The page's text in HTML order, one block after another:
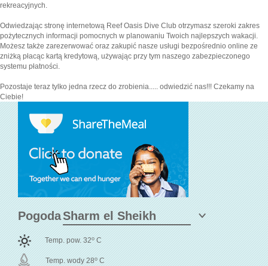
rekreacyjnych.
Odwiedzając stronę internetową Reef Oasis Dive Club otrzymasz szeroki zakres
pożytecznych informacji pomocnych w planowaniu Twoich najlepszych wakacji.
Możesz także zarezerwować oraz zakupić nasze usługi bezpośrednio online ze
zniżką płacąc kartą kredytową, używając przy tym naszego zabezpieczonego
systemu płatności.
Pozostaje teraz tylko jedna rzecz do zrobienia..... odwiedzić nas!!! Czekamy na
Ciebie!
Pogoda
Temp. pow. 32o C
Temp. wody 28o C